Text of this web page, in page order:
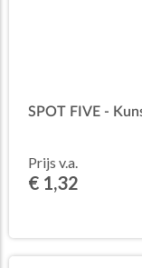
SPOT FIVE -
Prijs v.a.
€ 1,32